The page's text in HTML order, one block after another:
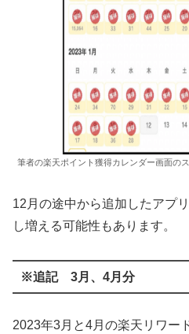
筆者の楽天ポイント獲得カレンダー画面の
12月の途中から追加したアプ
し増える可能性もあります。
※追記 3月、4月分
2023年3月と4月の楽天リワー